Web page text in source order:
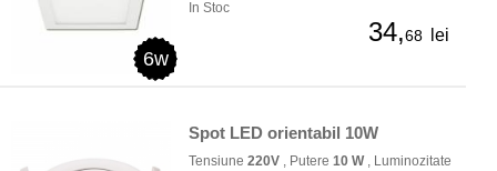
6w
In Stoc
34,68 lei
Spot LED orientabil 10W
Tensiune 220V , Putere 10 W, Luminozitate